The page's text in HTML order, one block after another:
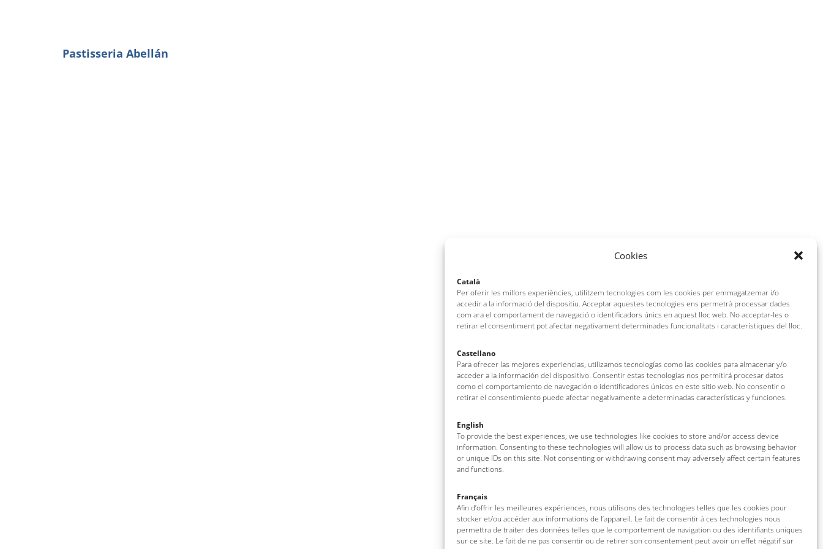
Cookies
Català
Per oferir les millors experiències, utilitzem tecnologies com les cookies per emmagatzemar i/o
accedir a la informació del dispositiu. Acceptar aquestes tecnologies ens permetrà processar dades
com ara el comportament de navegació o identificadors únics en aquest lloc web. No acceptar-les o
retirar el consentiment pot afectar negativament determinades funcionalitats i característiques del lloc.
Castellano
Para ofrecer las mejores experiencias, utilizamos tecnologías como las cookies para almacenar y/o
acceder a la información del dispositivo. Consentir estas tecnologías nos permitirá procesar datos
como el comportamiento de navegación o identificadores únicos en este sitio web. No consentir o
retirar el consentimiento puede afectar negativamente a determinadas características y funciones.
English
To provide the best experiences, we use technologies like cookies to store and/or access device
information. Consenting to these technologies will allow us to process data such as browsing behavior
or unique IDs on this site. Not consenting or withdrawing consent may adversely affect certain features
and functions.
Français
Afin d’offrir les meilleures expériences, nous utilisons des technologies telles que les cookies pour
stocker et/ou accéder aux informations de l’appareil. Le fait de consentir à ces technologies nous
permettra de traiter des données telles que le comportement de navigation ou des identifiants uniques
sur ce site. Le fait de ne pas consentir ou de retirer son consentement peut avoir un effet négatif sur
Pastisseria Abellán